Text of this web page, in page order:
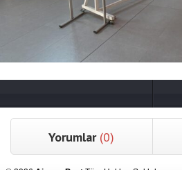
Yorumlar (0)